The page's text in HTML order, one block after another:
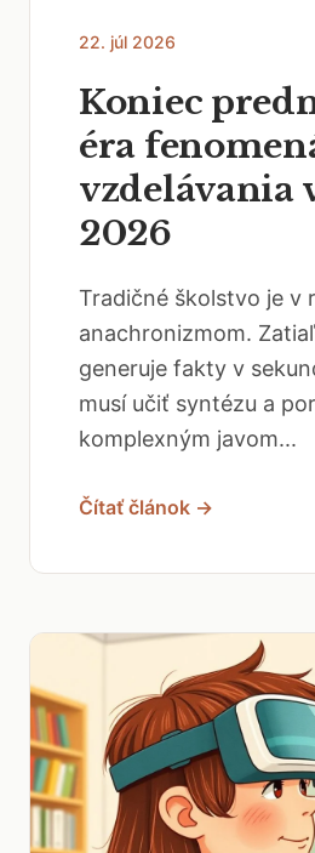
22. júl 2026
Koniec
éra
vzdelávania
2026
Tradičné školstvo je v
anachronizmom.
generuje fakty v
musí učiť syntézu a
komplexným javom...
Čítať článok →